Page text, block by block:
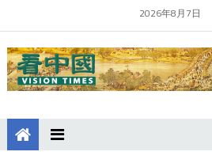
2026年8月7日